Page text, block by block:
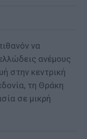
να
ανέμους
στην κεντρική
τη Θράκη
σε μικρή